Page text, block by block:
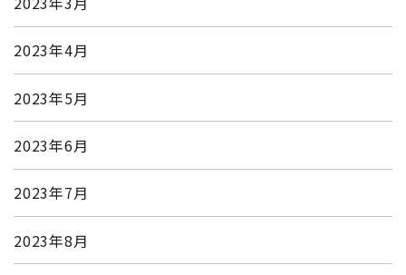
2023年4月
2023年5月
2023年6月
2023年7月
2023年8月